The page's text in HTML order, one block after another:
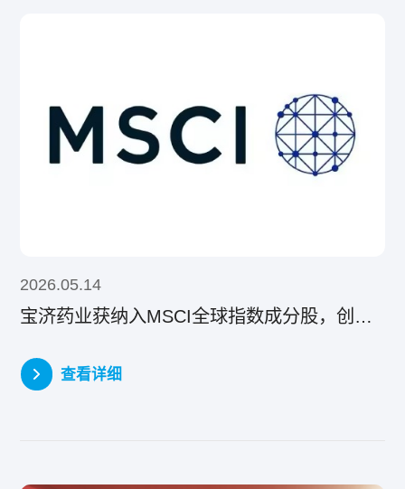
2026.05.14
宝济药业获纳入MSCI全球指数成分股，创新研发实力获得全球认可
查看详细